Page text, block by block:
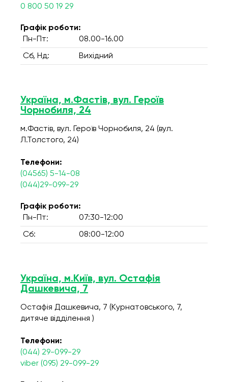
0 800 50 19 29
Графік роботи:
Пн-Пт:
08.00-16.00
Сб, Нд: Вихідний
Україна, м.Фастів, вул. Героїв
Чорнобиля, 24
м.Фастів, вул. Героїв Чорнобиля, 24 (вул.
Л.Толстого, 24)
Телефони:
(04565) 5-14-08
(044)29-099-29
Графік роботи:
Пн-Пт:
07:30-12:00
Сб: 08:00-12:00
Україна, м.Київ, вул. Остафія
Дашкевича, 7
Остафія Дашкевича, 7 (Курнатовського, 7,
дитяче відділення )
Телефони:
(044) 29-099-29
viber (095) 29-099-29